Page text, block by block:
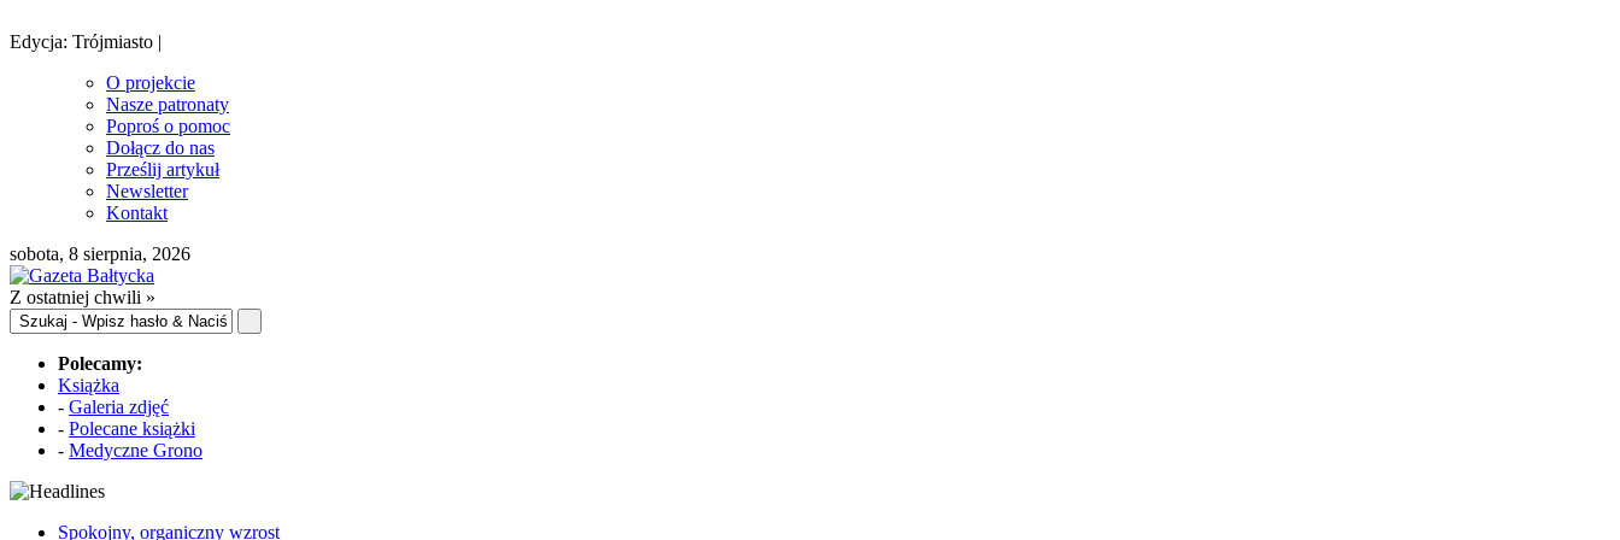
Edycja: Trójmiasto |
O projekcie
Nasze patronaty
Poproś o pomoc
Dołącz do nas
Prześlij artykuł
Newsletter
Kontakt
sobota, 8 sierpnia, 2026
Z ostatniej chwili »
Polecamy:
Książka
- Galeria zdjęć
- Polecane książki
- Medyczne Grono
Spokojny, organiczny wzrost